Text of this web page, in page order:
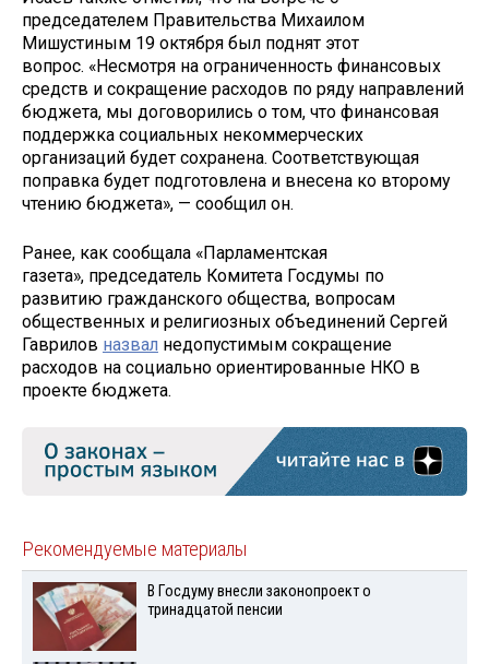
председателем Правительства Михаилом
Мишустиным 19 октября был поднят этот
вопрос. «Несмотря на ограниченность финансовых
средств и сокращение расходов по ряду направлений
бюджета, мы договорились о том, что финансовая
поддержка социальных некоммерческих
организаций будет сохранена. Соответствующая
поправка будет подготовлена и внесена ко второму
чтению бюджета», — сообщил он.
Ранее, как сообщала «Парламентская
газета», председатель Комитета Госдумы по
развитию гражданского общества, вопросам
общественных и религиозных объединений Сергей
Гаврилов назвал недопустимым сокращение
расходов на социально ориентированные НКО в
проекте бюджета.
Рекомендуемые материалы
В Госдуму внесли законопроект о
тринадцатой пенсии